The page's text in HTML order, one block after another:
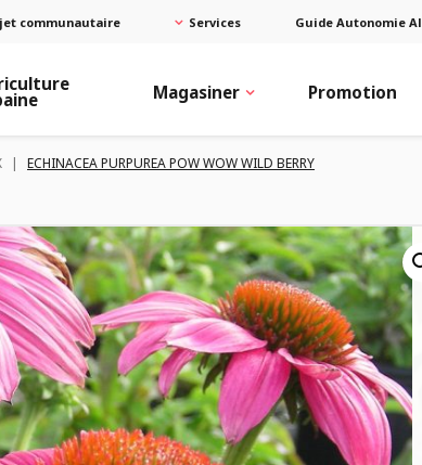
communautaire Services Guide Autonomie
Magasiner Promotion
| ECHINACEA PURPUREA POW WOW WILD BERRY